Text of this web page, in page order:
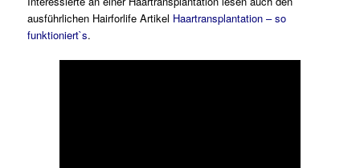
ausführlichen Hairforlife Artikel Haartransplantation – so
funktioniert`s.